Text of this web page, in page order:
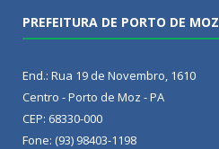
PREFEITURA DE PORTO DE MOZ
End.: Rua 19 de Novembro, 1610
Centro - Porto de Moz - PA
CEP: 68330-000
Fone: (93) 98403-1198